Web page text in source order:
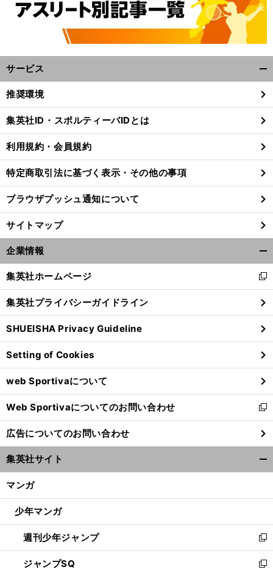
前
サービス
閉
る
推奨環境
集英社ID・スポルティーバIDとは
利用規約・会員規約
特定商取引法に基づく表示・その他の事項
ブラウザプッシュ通知について
サイトマップ
企業情報
閉
る
集英社ホームページ
新
し
い
ウ
ィ
ン
ド
ウ
で
開
く
集英社プライバシーガイドライン
SHUEISHA Privacy Guideline
Setting of Cookies
web Sportivaについて
Web Sportivaについてのお問い合わせ
新
し
い
ウ
ィ
ン
ウ
開
く
広告についてのお問い合わせ
集英社サイト
マンガ
少年マンガ
週刊少年ジャンプ
新
し
い
ジャンプSQ
新